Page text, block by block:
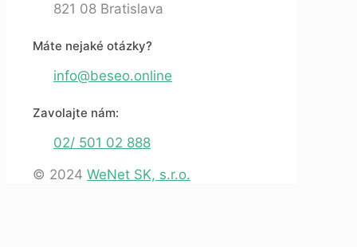
821 08 Bratislava
Máte nejaké otázky?
info@beseo.online
Zavolajte nám:
02/ 501 02 888
© 2024 WeNet SK, s.r.o.